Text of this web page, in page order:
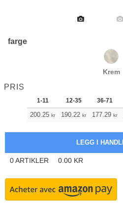
farge
Krem
PRIS
1-11 12-35 36-71
200.25 kr 190.22 kr 177.29 kr
0ARTIKLER 0.00 KR